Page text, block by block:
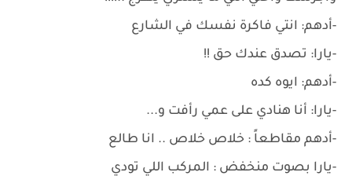
-أدهم: انتي فاكرة نفسك في الشارع
-يارا: تصدق عندك حق !!
-أدهم: ايوه كده
-يارا: أنا هنادي على عمي رأفت و...
-أدهم مقاطعاً : خلاص خلاص .. انا طالع
-يارا بصوت منخفض : المركب اللي تودي